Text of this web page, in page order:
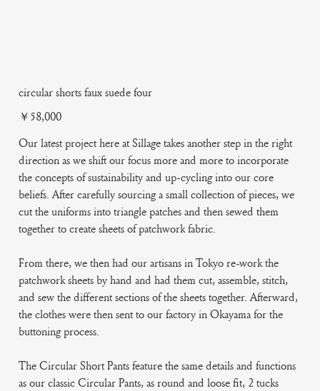
circular shorts faux suede four
Price
￥58,000
Our latest project here at Sillage takes another step in the right
direction as we shift our focus more and more to incorporate
the concepts of sustainability and up-cycling into our core
beliefs. After carefully sourcing a small collection of pieces, we
cut the uniforms into triangle patches and then sewed them
together to create sheets of patchwork fabric.
From there, we then had our artisans in Tokyo re-work the
patchwork sheets by hand and had them cut, assemble, stitch,
and sew the different sections of the sheets together. Afterward,
the clothes were then sent to our factory in Okayama for the
buttoning process.
The Circular Short Pants feature the same details and functions
as our classic Circular Pants, as round and loose fit, 2 tucks